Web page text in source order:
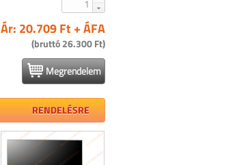
Ár: 20.709 Ft + ÁFA
(bruttó 26.300 Ft)
Megrendelem
RENDELÉSRE